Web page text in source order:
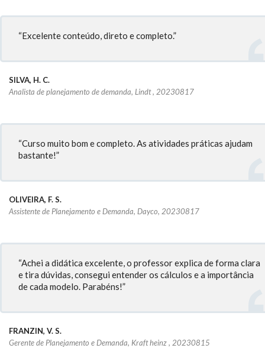
“Excelente conteúdo, direto e completo.”
SILVA, H. C.
Analista de planejamento de demanda, Lindt , 20230817
“Curso muito bom e completo. As atividades práticas ajudam
bastante!”
OLIVEIRA, F. S.
Assistente de Planejamento e Demanda, Dayco, 20230817
“Achei a didática excelente, o professor explica de forma clara
e tira dúvidas, consegui entender os cálculos e a importância
de cada modelo. Parabéns!”
FRANZIN, V. S.
Gerente de Planejamento e Demanda, Kraft heinz , 20230815